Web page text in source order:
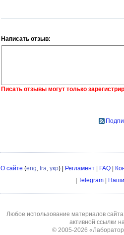
Написать отзыв:
Писать отзывы могут только
О сайте (eng, fra, укр) | Регламент| FAQ|
Telegram
Любое использование материалов сайта
активной ссылки
© 2005-2026